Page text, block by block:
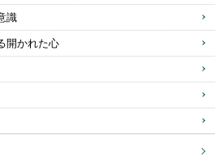
識
開かれた心